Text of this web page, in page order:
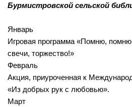
Бурмистровской сельской
Январь
Игровая программа «Помню,
свечи, торжество!»
Февраль
Акция, приуроченная к
«Из добрых рук с любовью».
Март